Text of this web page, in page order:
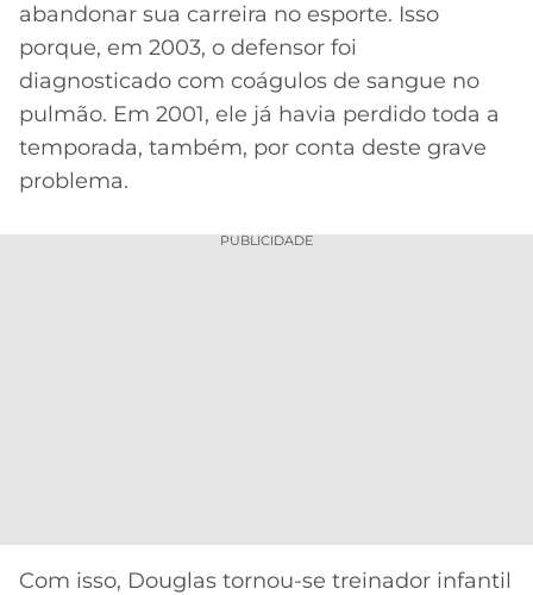
abandonar sua carreira no esporte. Isso
porque, em 2003, o defensor foi
diagnosticado com coágulos de sangue no
pulmão. Em 2001, ele já havia perdido toda a
temporada, também, por conta deste grave
problema.
PUBLICIDADE
Com isso, Douglas tornou-se treinador infantil